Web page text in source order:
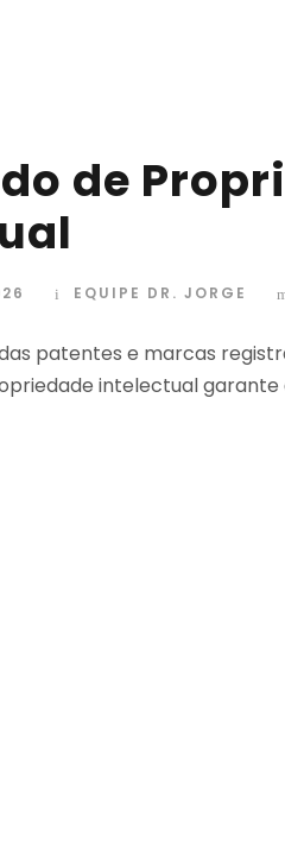
de
EQUIPE DR. JORGE
patentes e marcas
intelectual